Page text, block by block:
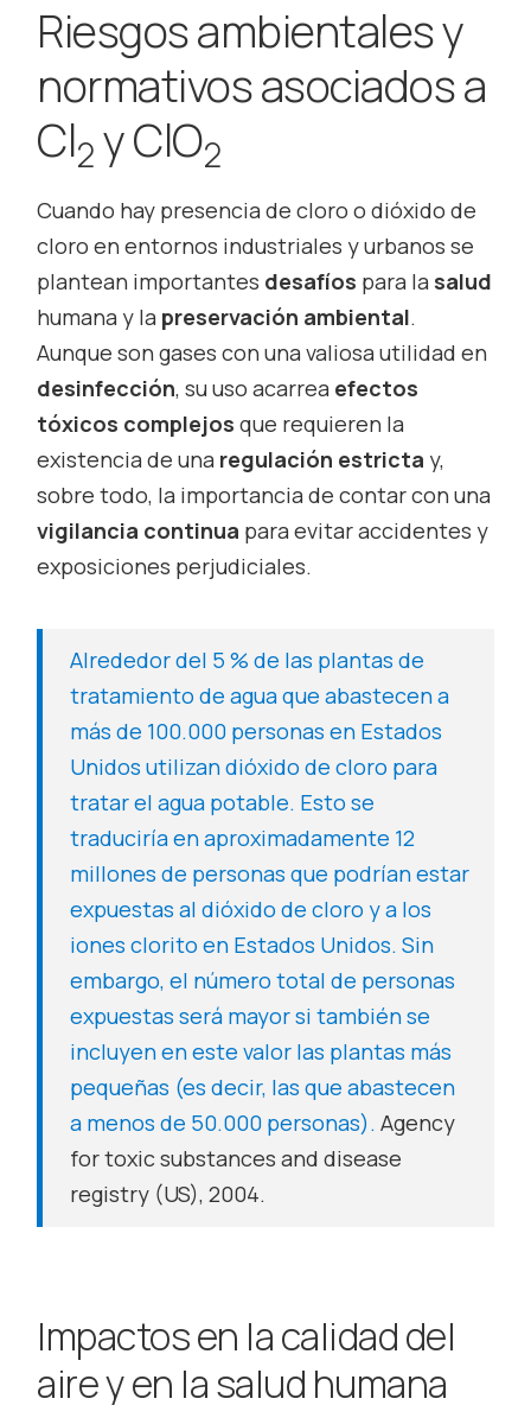
Riesgos ambientales y
normativos asociados a
Cl2 y ClO2
Cuando hay presencia de cloro o dióxido de
cloro en entornos industriales y urbanos se
plantean importantes desafíos para la salud
humana y la preservación ambiental.
Aunque son gases con una valiosa utilidad en
desinfección, su uso acarrea efectos
tóxicos complejos que requieren la
existencia de una regulación estricta y,
sobre todo, la importancia de contar con una
vigilancia continua para evitar accidentes y
exposiciones perjudiciales.
Alrededor del 5 % de las plantas de
tratamiento de agua que abastecen a
más de 100.000 personas en Estados
Unidos utilizan dióxido de cloro para
tratar el agua potable. Esto se
traduciría en aproximadamente 12
millones de personas que podrían estar
expuestas al dióxido de cloro y a los
iones clorito en Estados Unidos. Sin
embargo, el número total de personas
expuestas será mayor si también se
incluyen en este valor las plantas más
pequeñas (es decir, las que abastecen
a menos de 50.000 personas). Agency
for toxic substances and disease
registry (US), 2004.
Impactos en la calidad del
aire y en la salud humana